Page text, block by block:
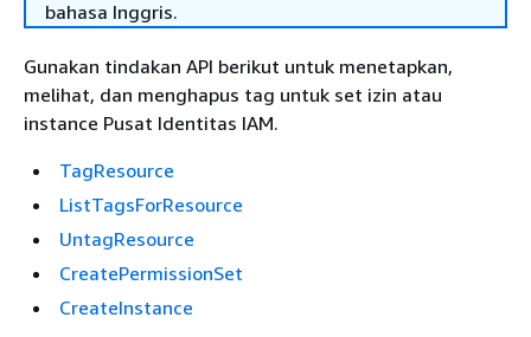
bahasa Inggris.
Gunakan tindakan API berikut untuk menetapkan,
melihat, dan menghapus tag untuk set izin atau
instance Pusat Identitas IAM.
TagResource
ListTagsForResource
UntagResource
CreatePermissionSet
CreateInstance